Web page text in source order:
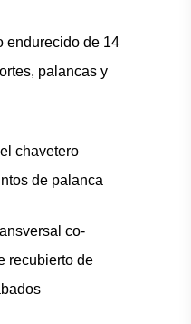
endurecido de 14
palancas y
chavetero
de palanca
co-
recubierto de